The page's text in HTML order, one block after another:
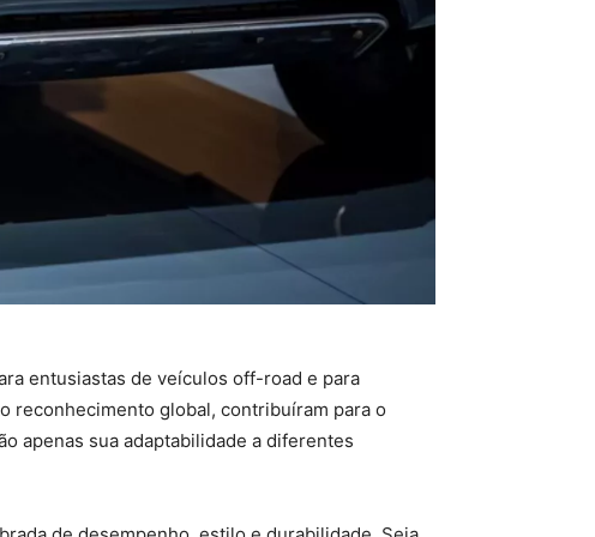
entusiastas de veículos off-road e para
reconhecimento global, contribuíram para o
apenas sua adaptabilidade a diferentes